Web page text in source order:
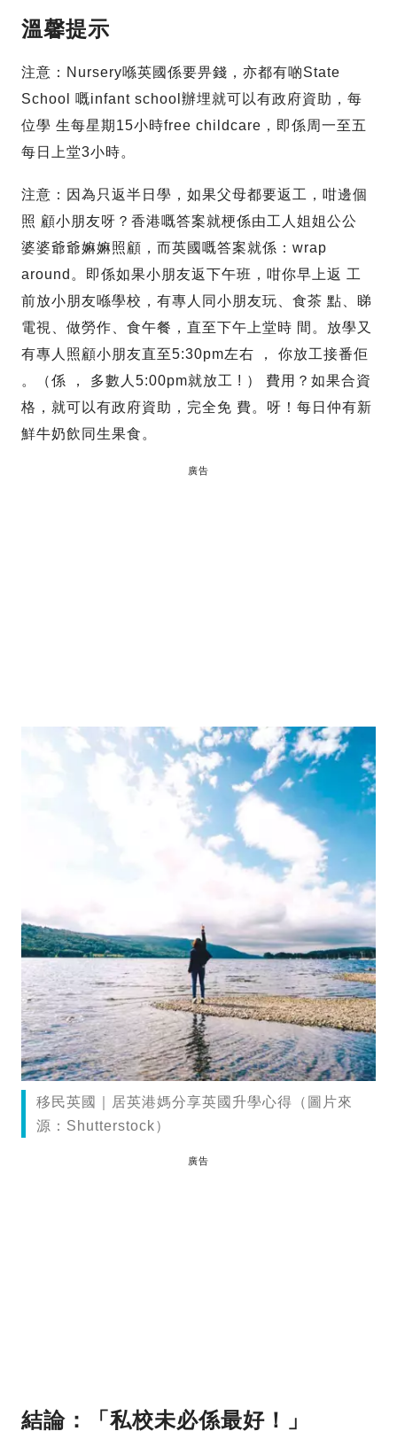
溫馨提示
注意：Nursery喺英國係要畀錢，亦都有啲State
School 嘅infant school辦埋就可以有政府資助，每
位學 生每星期15小時free childcare，即係周一至五
每日上堂3小時。
注意：因為只返半日學，如果父母都要返工，咁邊個
照 顧小朋友呀？香港嘅答案就梗係由工人姐姐公公
婆婆爺爺嫲嫲照顧，而英國嘅答案就係：wrap
around。即係如果小朋友返下午班，咁你早上返 工
前放小朋友喺學校，有專人同小朋友玩、食茶 點、睇
電視、做勞作、食午餐，直至下午上堂時 間。放學又
有專人照顧小朋友直至5:30pm左右 ， 你放工接番佢
。（係 ， 多數人5:00pm就放工 ! ） 費用？如果合資
格，就可以有政府資助，完全免 費。呀！每日仲有新
鮮牛奶飲同生果食。
廣告
移民英國｜居英港媽分享英國升學心得（圖片來
源：Shutterstock）
廣告
結論：「私校未必係最好！」